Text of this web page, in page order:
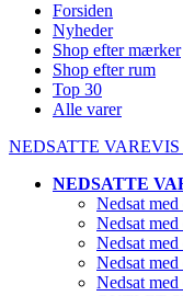
Forsiden
Nyheder
Shop efter mærker
Shop efter rum
Top 30
Alle varer
NEDSATTE VAREVIS
NEDSATTE
Nedsat
Nedsat
Nedsat
Nedsat
Nedsat